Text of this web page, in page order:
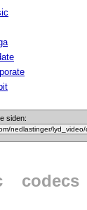
siden:
codecs